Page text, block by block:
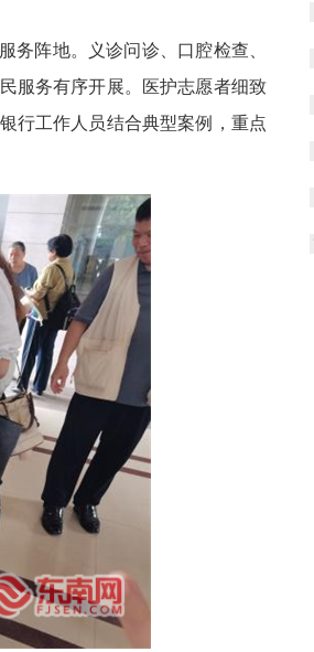
务阵地。义诊问诊、口腔检查、
服务有序开展。医护志愿者细致
行工作人员结合典型案例，重点